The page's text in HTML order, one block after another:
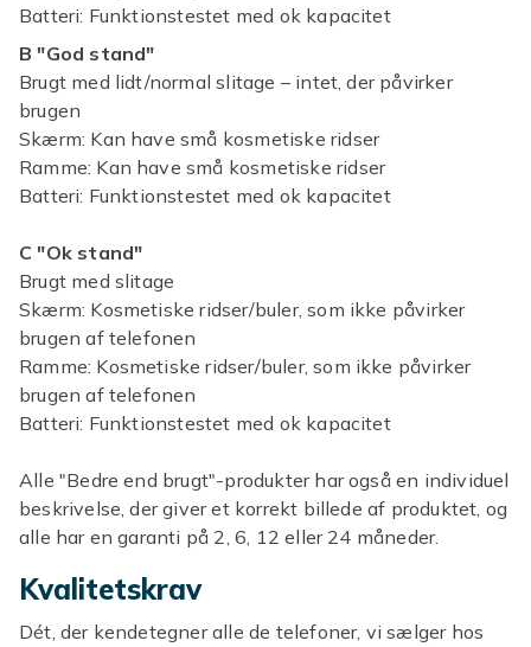
Batteri: Funktionstestet med ok kapacitet
B "God stand"
Brugt med lidt/normal slitage – intet, der påvirker
brugen
Skærm: Kan have små kosmetiske ridser
Ramme: Kan have små kosmetiske ridser
Batteri: Funktionstestet med ok kapacitet
C "Ok stand"
Brugt med slitage
Skærm: Kosmetiske ridser/buler, som ikke påvirker
brugen af telefonen
Ramme: Kosmetiske ridser/buler, som ikke påvirker
brugen af telefonen
Batteri: Funktionstestet med ok kapacitet
Alle "Bedre end brugt"-produkter har også en individuel
beskrivelse, der giver et korrekt billede af produktet, og
alle har en garanti på 2, 6, 12 eller 24 måneder.
Kvalitetskrav
Dét, der kendetegner alle de telefoner, vi sælger hos